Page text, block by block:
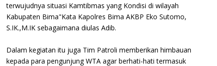
terwujudnya situasi Kamtibmas yang Kondisi di wilayah
Kabupaten Bima"Kata Kapolres Bima AKBP Eko Sutomo,
S.IK.,M.IK sebagaimana diulas Adib.
Dalam kegiatan itu juga Tim Patroli memberikan himbauan
kepada para pengunjung WTA agar berhati-hati termasuk